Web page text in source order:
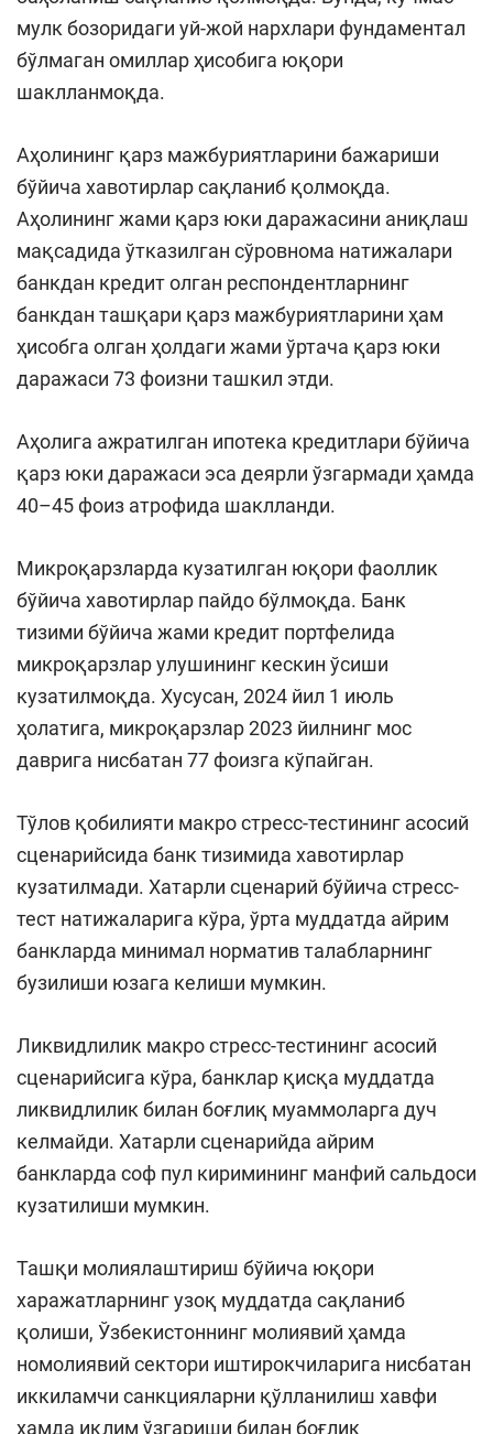
мулк бозоридаги уй-жой нархлари фундаментал
бўлмаган омиллар ҳисобига юқори
шаклланмоқда.
Аҳолининг қарз мажбуриятларини бажариши
бўйича хавотирлар сақланиб қолмоқда.
Аҳолининг жами қарз юки даражасини аниқлаш
мақсадида ўтказилган сўровнома натижалари
банкдан кредит олган респондентларнинг
банкдан ташқари қарз мажбуриятларини ҳам
ҳисобга олган ҳолдаги жами ўртача қарз юки
даражаси 73 фоизни ташкил этди.
Аҳолига ажратилган ипотека кредитлари бўйича
қарз юки даражаси эса деярли ўзгармади ҳамда
40–45 фоиз атрофида шаклланди.
Микроқарзларда кузатилган юқори фаоллик
бўйича хавотирлар пайдо бўлмоқда. Банк
тизими бўйича жами кредит портфелида
микроқарзлар улушининг кескин ўсиши
кузатилмоқда. Хусусан, 2024 йил 1 июль
ҳолатига, микроқарзлар 2023 йилнинг мос
даврига нисбатан 77 фоизга кўпайган.
Тўлов қобилияти макро стресс-тестининг асосий
сценарийсида банк тизимида хавотирлар
кузатилмади. Хатарли сценарий бўйича стресс-
тест натижаларига кўра, ўрта муддатда айрим
банкларда минимал норматив талабларнинг
бузилиши юзага келиши мумкин.
Ликвидлилик макро стресс-тестининг асосий
сценарийсига кўра, банклар қисқа муддатда
ликвидлилик билан боғлиқ муаммоларга дуч
келмайди. Хатарли сценарийда айрим
банкларда соф пул киримининг манфий сальдоси
кузатилиши мумкин.
Ташқи молиялаштириш бўйича юқори
харажатларнинг узоқ муддатда сақланиб
қолиши, Ўзбекистоннинг молиявий ҳамда
номолиявий сектори иштирокчиларига нисбатан
иккиламчи санкцияларни қўлланилиш хавфи
ҳамда иқлим ўзгариши билан боғлиқ